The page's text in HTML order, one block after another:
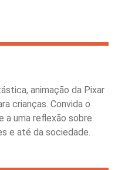
animação da Pixar
crianças. Convida o
a uma reflexão sobre
e até da sociedade.